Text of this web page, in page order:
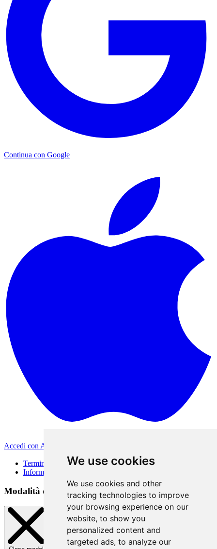
We use cookies
We use cookies and other
tracking technologies to improve
your browsing experience on our
website, to show you
personalized content and
targeted ads, to analyze our
Continua con Google
Accedi con Apple
Termini di Utilizzo
Informativa sulla privacy
Modalità di accesso